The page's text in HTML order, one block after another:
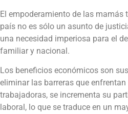
El empoderamiento de las mamás
país no es sólo un asunto de
una necesidad imperiosa para el
familiar y nacional.
Los beneficios económicos son
eliminar las barreras que
trabajadoras, se incrementa su
laboral, lo que se traduce en un